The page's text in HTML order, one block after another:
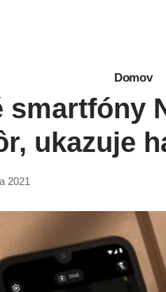
Domov
smartfóny
ukazuje
2021